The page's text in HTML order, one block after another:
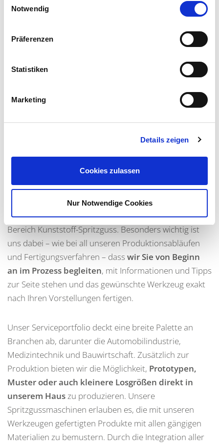
Notwendig
Präferenzen
Statistiken
Marketing
Details zeigen
Cookies zulassen
Nur Notwendige Cookies
VON DER VISION ZUM PRODUKT:
SPRITZGUSS
Wir bieten unter anderem umfassende Lösungen im
Bereich Kunststoff-Spritzguss. Besonders wichtig ist
uns dabei – wie bei all unseren Produktionsabläufen
und Fertigungsverfahren – dass wir Sie von Beginn
an im Prozess begleiten, mit Informationen und Tipps
zur Seite stehen und das gewünschte Werkzeug exakt
nach Ihren Vorstellungen fertigen.
Unser Serviceportfolio deckt eine breite Palette an
Branchen ab, darunter die Automobilindustrie,
Medizintechnik und Bauwirtschaft. Zusätzlich zur
Produktion bieten wir die Möglichkeit, Prototypen,
Muster oder auch kleinere Losgrößen direkt in
unserem Hauszu produzieren. Unsere
Spritzgussmaschinen erlauben es, die mit unseren
Werkzeugen gefertigten Produkte mit allen gängigen
Materialien zu bemustern. Durch die Integration aller